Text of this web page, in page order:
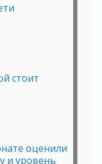
стоит
оценили
и уровень